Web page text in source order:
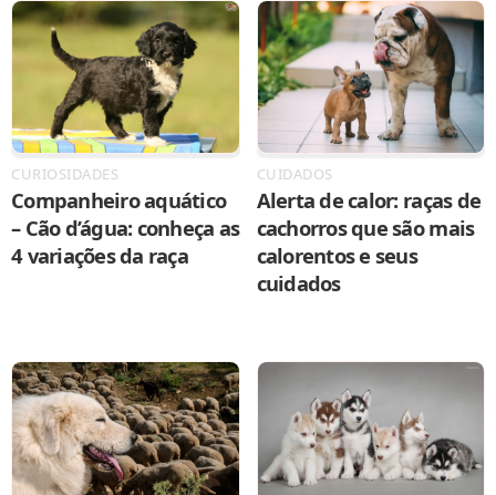
CURIOSIDADES
Companheiro aquático
– Cão d’água: conheça as
4 variações da raça
CUIDADOS
Alerta de calor: raças de
cachorros que são mais
calorentos e seus
cuidados